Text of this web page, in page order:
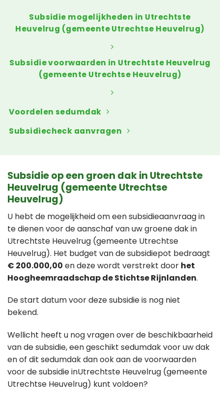
Subsidie mogelijkheden in Utrechtste
Heuvelrug (gemeente Utrechtse Heuvelrug)
Subsidie voorwaarden in Utrechtste Heuvelrug
(gemeente Utrechtse Heuvelrug)
Voordelen sedumdak
Subsidiecheck aanvragen
Subsidie op een groen dak in Utrechtste
Heuvelrug (gemeente Utrechtse
Heuvelrug)
U hebt de mogelijkheid om een subsidieaanvraag in
te dienen voor de aanschaf van uw groene dak in
Utrechtste Heuvelrug (gemeente Utrechtse
Heuvelrug). Het budget van de subsidiepot bedraagt
€ 200.000,00 en deze wordt verstrekt door het
Hoogheemraadschap de Stichtse Rijnlanden.
De start datum voor deze subsidie is nog niet
bekend.
Wellicht heeft u nog vragen over de beschikbaarheid
van de subsidie, een geschikt sedumdak voor uw dak
en of dit sedumdak dan ook aan de voorwaarden
voor de subsidie inUtrechtste Heuvelrug (gemeente
Utrechtse Heuvelrug) kunt voldoen?